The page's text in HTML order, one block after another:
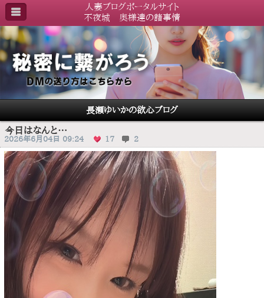
人妻ブログポータルサイト
不夜城 奥様達の諸事情
長瀬ゆいかの欲心ブログ
今日はなんと…
2026年6月04日 09:24 17 2